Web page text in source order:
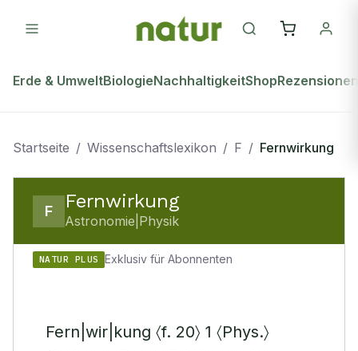
Erde & UmweltBiologieNachhaltigkeitShopRezensionen
Startseite / Wissenschaftslexikon / F / Fernwirkung
F Fernwirkung
Astronomie|Physik
NATUR PLUS Exklusiv für Abonnenten
Fern|wir|kung 〈f. 20〉 1 〈Phys.〉